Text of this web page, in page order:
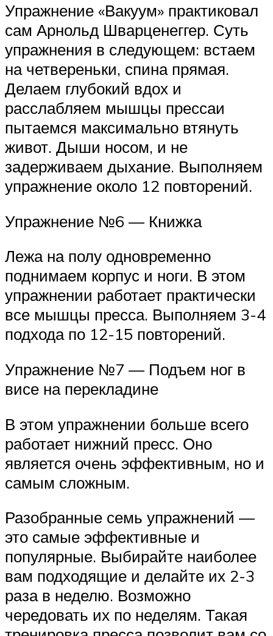
Упражнение «Вакуум» практиковал
сам Арнольд Шварценеггер. Суть
упражнения в следующем: встаем
на четвереньки, спина прямая.
Делаем глубокий вдох и
расслабляем мышцы прессаи
пытаемся максимально втянуть
живот. Дыши носом, и не
задерживаем дыхание. Выполняем
упражнение около 12 повторений.
Упражнение №6 — Книжка
Лежа на полу одновременно
поднимаем корпус и ноги. В этом
упражнении работает практически
все мышцы пресса. Выполняем 3-4
подхода по 12-15 повторений.
Упражнение №7 — Подъем ног в
висе на перекладине
В этом упражнении больше всего
работает нижний пресс. Оно
является очень эффективным, но и
самым сложным.
Разобранные семь упражнений —
это самые эффективные и
популярные. Выбирайте наиболее
вам подходящие и делайте их 2-3
раза в неделю. Возможно
чередовать их по неделям. Такая